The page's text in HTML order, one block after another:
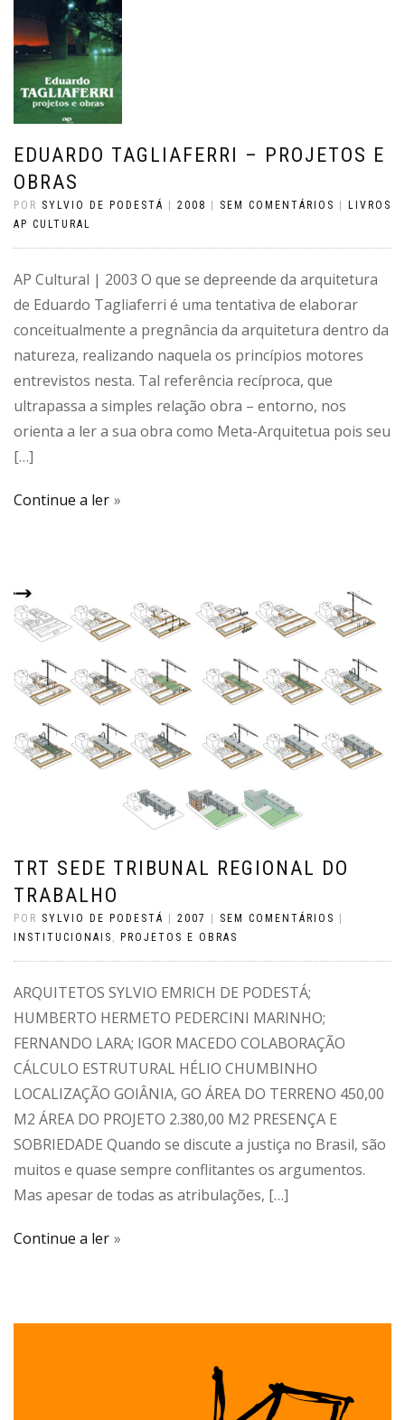
EDUARDO TAGLIAFERRI – PROJETOS E
OBRAS
POR SYLVIO DE PODESTÁ 2008 SEM COMENTÁRIOS
LIVROS
AP CULTURAL
AP Cultural | 2003 O que se depreende da arquitetura
de Eduardo Tagliaferri é uma tentativa de elaborar
conceitualmente a pregnância da arquitetura dentro da
natureza, realizando naquela os princípios motores
entrevistos nesta. Tal referência recíproca, que
ultrapassa a simples relação obra – entorno, nos
orienta a ler a sua obra como Meta-Arquitetua pois seu
[…]
Continue a ler
TRT SEDE TRIBUNAL REGIONAL DO
TRABALHO
POR SYLVIO DE PODESTÁ 2007 SEM COMENTÁRIOS
INSTITUCIONAIS , PROJETOS E OBRAS
ARQUITETOS SYLVIO EMRICH DE PODESTÁ;
HUMBERTO HERMETO PEDERCINI MARINHO;
FERNANDO LARA; IGOR MACEDO COLABORAÇÃO
CÁLCULO ESTRUTURAL HÉLIO CHUMBINHO
LOCALIZAÇÃO GOIÂNIA, GO ÁREA DO TERRENO 450,00
M2 ÁREA DO PROJETO 2.380,00 M2 PRESENÇA E
SOBRIEDADE Quando se discute a justiça no Brasil, são
muitos e quase sempre conflitantes os argumentos.
Mas apesar de todas as atribulações, […]
Continue a ler